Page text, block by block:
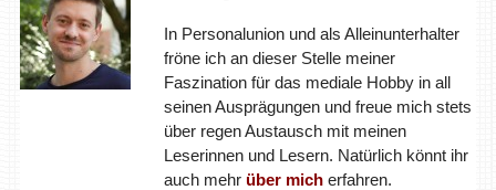
In Personalunion und als Alleinunterhalter
fröne ich an dieser Stelle meiner
Faszination für das mediale Hobby in all
seinen Ausprägungen und freue mich stets
über regen Austausch mit meinen
Leserinnen und Lesern. Natürlich könnt ihr
auch mehr über micherfahren.